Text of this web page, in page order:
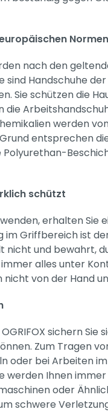
Normen
nach den
Handschuhe
Sie schützen die
werden
entsprechen
Polyurethan-
schützt
erhalten Sie
im Griffbereich ist
und bewahrt,
alles unter
von der Hand
sichern Sie
Zum Tragen
oder bei Arbeiten
Ihnen
oder
schwere